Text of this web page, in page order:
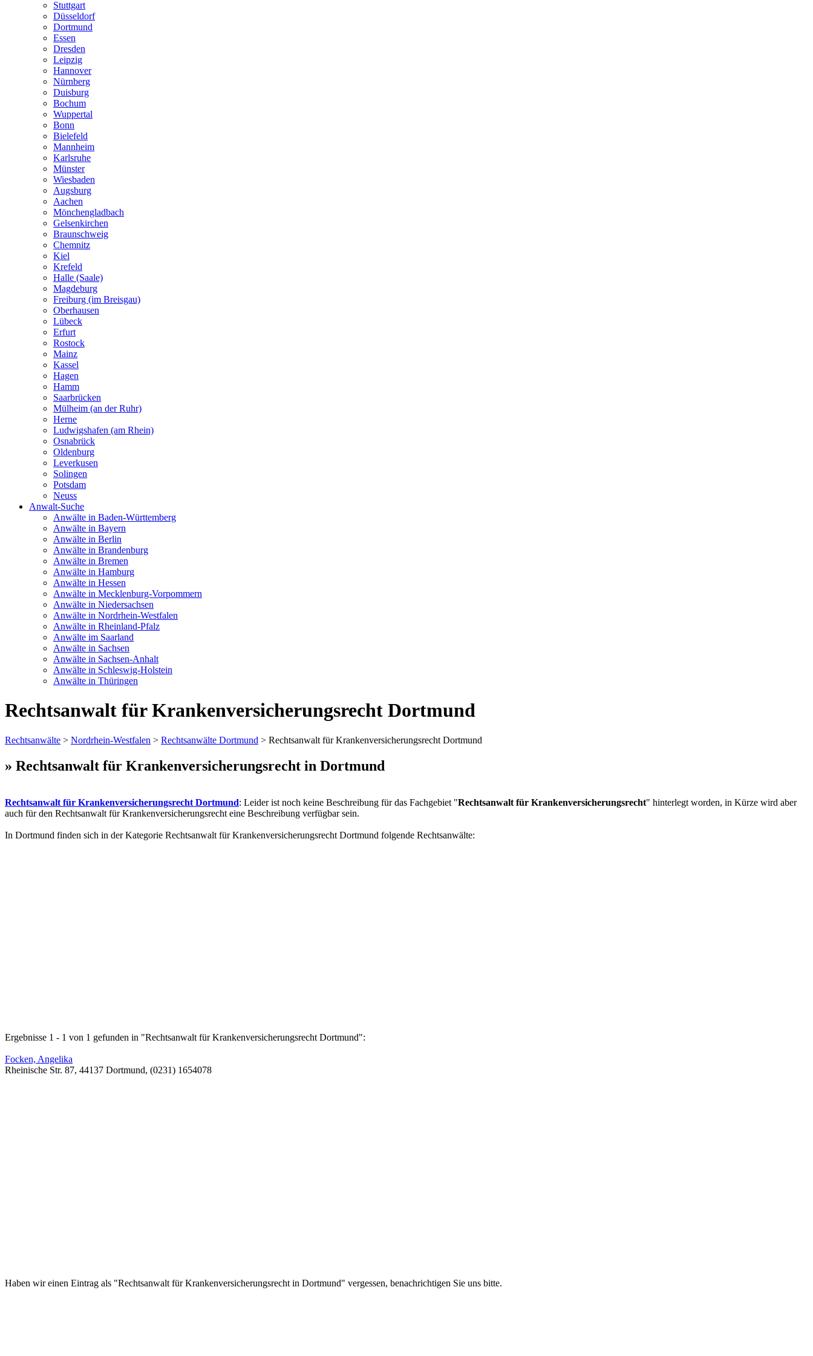
Stuttgart
Düsseldorf
Dortmund
Essen
Dresden
Leipzig
Hannover
Nürnberg
Duisburg
Bochum
Wuppertal
Bonn
Bielefeld
Mannheim
Karlsruhe
Münster
Wiesbaden
Augsburg
Aachen
Mönchengladbach
Gelsenkirchen
Braunschweig
Chemnitz
Kiel
Krefeld
Halle (Saale)
Magdeburg
Freiburg (im Breisgau)
Oberhausen
Lübeck
Erfurt
Rostock
Mainz
Kassel
Hagen
Hamm
Saarbrücken
Mülheim (an der Ruhr)
Herne
Ludwigshafen (am Rhein)
Osnabrück
Oldenburg
Leverkusen
Solingen
Potsdam
Neuss
Anwalt-Suche
Anwälte in Baden-Württemberg
Anwälte in Bayern
Anwälte in Berlin
Anwälte in Brandenburg
Anwälte in Bremen
Anwälte in Hamburg
Anwälte in Hessen
Anwälte in Mecklenburg-Vorpommern
Anwälte in Niedersachsen
Anwälte in Nordrhein-Westfalen
Anwälte in Rheinland-Pfalz
Anwälte im Saarland
Anwälte in Sachsen
Anwälte in Sachsen-Anhalt
Anwälte in Schleswig-Holstein
Anwälte in Thüringen
Rechtsanwalt für Krankenversicherungsrecht Dortmund
Rechtsanwälte > Nordrhein-Westfalen > Rechtsanwälte Dortmund > Rechtsanwalt für Krankenversicherungsrecht Dortmund
» Rechtsanwalt für Krankenversicherungsrecht in Dortmund
Rechtsanwalt für Krankenversicherungsrecht Dortmund: Leider ist noch keine Beschreibung für das Fachgebiet "Rechtsanwalt für Krankenversicherungsrecht" hinterlegt worden, in Kürze wird aber
auch für den Rechtsanwalt für Krankenversicherungsrecht eine Beschreibung verfügbar sein.
In Dortmund finden sich in der Kategorie Rechtsanwalt für Krankenversicherungsrecht Dortmund folgende Rechtsanwälte:
Ergebnisse 1 - 1 von 1 gefunden in "Rechtsanwalt für Krankenversicherungsrecht Dortmund":
Focken, Angelika
Rheinische Str. 87, 44137 Dortmund, (0231) 1654078
Haben wir einen Eintrag als "Rechtsanwalt für Krankenversicherungsrecht in Dortmund" vergessen, benachrichtigen Sie uns bitte.